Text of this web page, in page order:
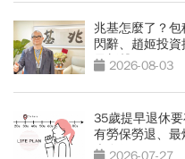
兆基怎麼了？
閃辭、趙姬投
最新聲明
2026-08-03
35歲提早退休
有勞保勞退、
光存款
2026-07-27